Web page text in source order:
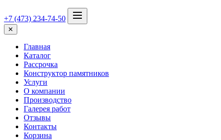
+7 (473) 234-74-50
✕
Главная
Каталог
Рассрочка
Конструктор памятников
Услуги
О компании
Производство
Галерея работ
Отзывы
Контакты
Корзина